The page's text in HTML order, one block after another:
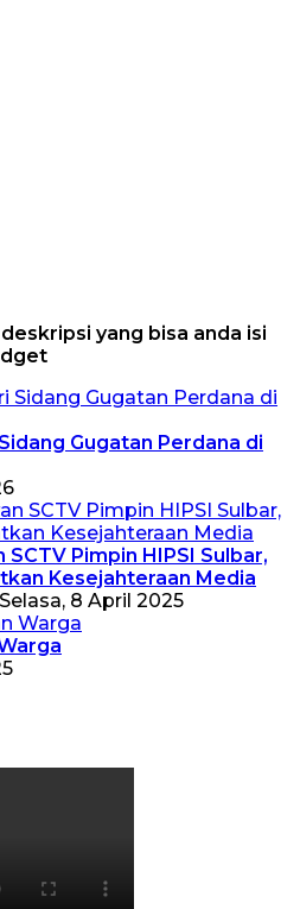
yang bisa anda isi
Gugatan Perdana di
Pimpin HIPSI Sulbar,
Kesejahteraan Media
Selasa, 8 April 2025